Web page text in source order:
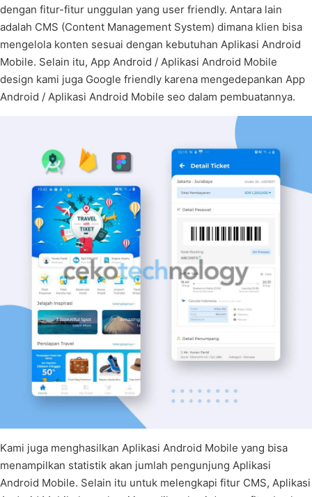
dengan fitur-fitur unggulan yang user friendly. Antara lain
adalah CMS (Content Management System) dimana klien bisa
mengelola konten sesuai dengan kebutuhan Aplikasi Android
Mobile. Selain itu, App Android / Aplikasi Android Mobile
design kami juga Google friendly karena mengedepankan App
Android / Aplikasi Android Mobile seo dalam pembuatannya.
Kami juga menghasilkan Aplikasi Android Mobile yang bisa
menampilkan statistik akan jumlah pengunjung Aplikasi
Android Mobile. Selain itu untuk melengkapi fitur CMS, Aplikasi